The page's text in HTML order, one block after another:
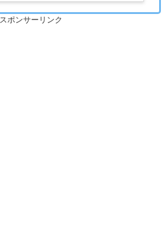
スポンサーリンク